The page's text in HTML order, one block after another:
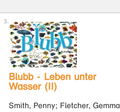
Blubb - Leben unter
Wasser (II)
Smith, Penny; Fletcher, Gemma